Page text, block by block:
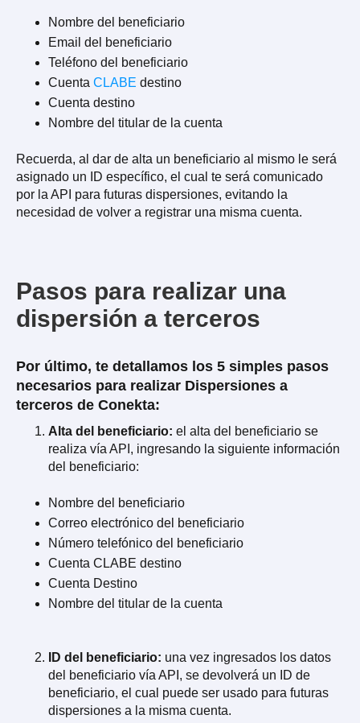
Nombre del beneficiario
Email del beneficiario
Teléfono del beneficiario
Cuenta CLABE destino
Cuenta destino
Nombre del titular de la cuenta
Recuerda, al dar de alta un beneficiario al mismo le será
asignado un ID específico, el cual te será comunicado
por la API para futuras dispersiones, evitando la
necesidad de volver a registrar una misma cuenta.
Pasos para realizar una
dispersión a terceros
Por último, te detallamos los 5 simples pasos
necesarios para realizar Dispersiones a
terceros de Conekta:
Alta del beneficiario: el alta del beneficiario se
realiza vía API, ingresando la siguiente información
del beneficiario:
Nombre del beneficiario
Correo electrónico del beneficiario
Número telefónico del beneficiario
Cuenta CLABE destino
Cuenta Destino
Nombre del titular de la cuenta
ID del beneficiario: una vez ingresados los datos
del beneficiario vía API, se devolverá un ID de
beneficiario, el cual puede ser usado para futuras
dispersiones a la misma cuenta.